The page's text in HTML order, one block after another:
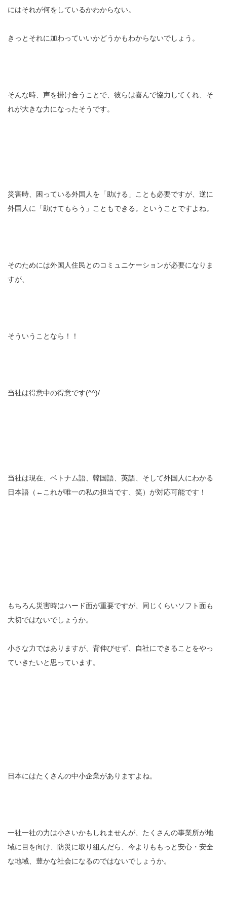
にはそれが何をしているかわからない。
きっとそれに加わっていいかどうかもわからないでしょう。
そんな時、声を掛け合うことで、彼らは喜んで協力してくれ、そ
れが大きな力になったそうです。
災害時、困っている外国人を「助ける」ことも必要ですが、逆に
外国人に「助けてもらう」こともできる。ということですよね。
そのためには外国人住民とのコミュニケーションが必要になりま
すが、
そういうことなら！！
当社は得意中の得意です(^^)/
当社は現在、ベトナム語、韓国語、英語、そして外国人にわかる
日本語（←これが唯一の私の担当です、笑）が対応可能です！
もちろん災害時はハード面が重要ですが、同じくらいソフト面も
大切ではないでしょうか。
小さな力ではありますが、背伸びせず、自社にできることをやっ
ていきたいと思っています。
日本にはたくさんの中小企業がありますよね。
一社一社の力は小さいかもしれませんが、たくさんの事業所が地
域に目を向け、防災に取り組んだら、今よりももっと安心・安全
な地域、豊かな社会になるのではないでしょうか。